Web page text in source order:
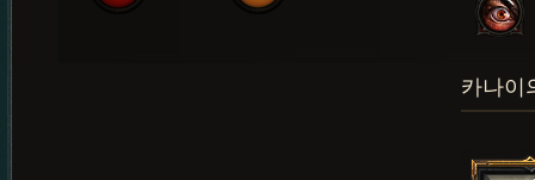
카나이